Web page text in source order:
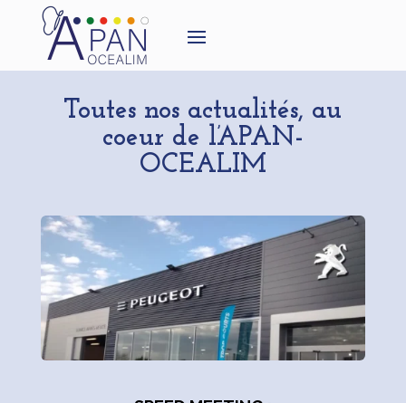
Toutes nos actualités, au
coeur de l’APAN-
OCEALIM